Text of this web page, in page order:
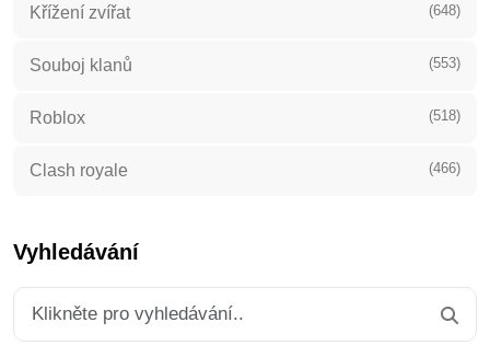
Křížení zvířat (648)
Souboj klanů (553)
Roblox (518)
Clash royale (466)
Vyhledávání